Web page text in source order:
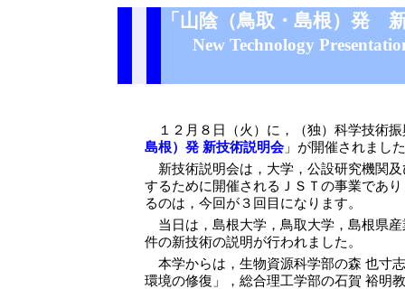
「山陰（鳥取・島根）発
New Technology
１２月８日（火）に，（独）科学技術
島根）発 新技術説明会」が開催されまし
新技術説明会は，大学，公設研究機関
するために開催されるＪＳＴの事業であ
るのは，今回が３回目になります。
当日は，島根大学，鳥取大学，島根県
件の新技術の説明が行われました。
本学からは，生物資源科学部の森 也寸
環境の修復」，総合理工学部の石賀 裕明